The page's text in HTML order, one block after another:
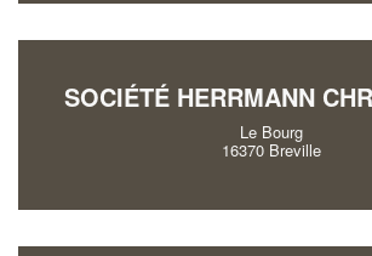
SOCIÉTÉ HERRMANN
Le Bourg
16370 Breville